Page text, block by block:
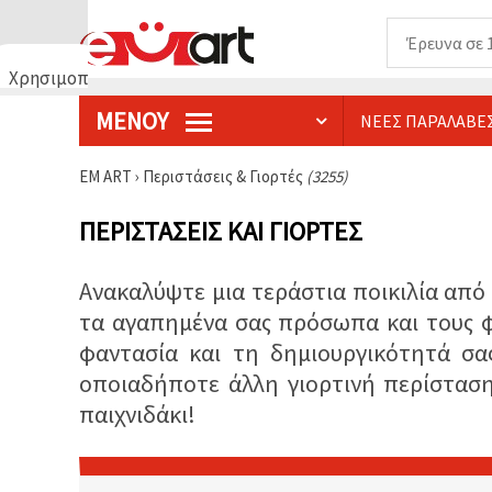
Χρησιμοποιούμε
Χρησιμοποιούμε
διασφαλίσουμε
βελτιώσουμε
ΜΕΝΟΎ ΝΈΕΣ
EM ART › Περιστάσεις & Γιορτές (3255)
ΠΕΡΙΣΤΆΣΕΙΣ ΚΑΙ ΓΙΟΡΤΈΣ
Ανακαλύψτε μια τεράστια ποικιλία
τα αγαπημένα σας πρόσωπα και τους
φαντασία και τη δημιουργικότητά
οποιαδήποτε άλλη γιορτινή
παιχνιδάκι!